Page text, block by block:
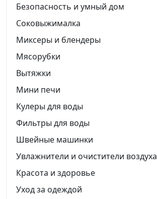
Безопасность и умный дом
Соковыжималка
Миксеры и блендеры
Мясорубки
Вытяжки
Мини печи
Кулеры для воды
Фильтры для воды
Швейные машинки
Увлажнители и очистители воздуха
Красота и здоровье
Уход за одеждой